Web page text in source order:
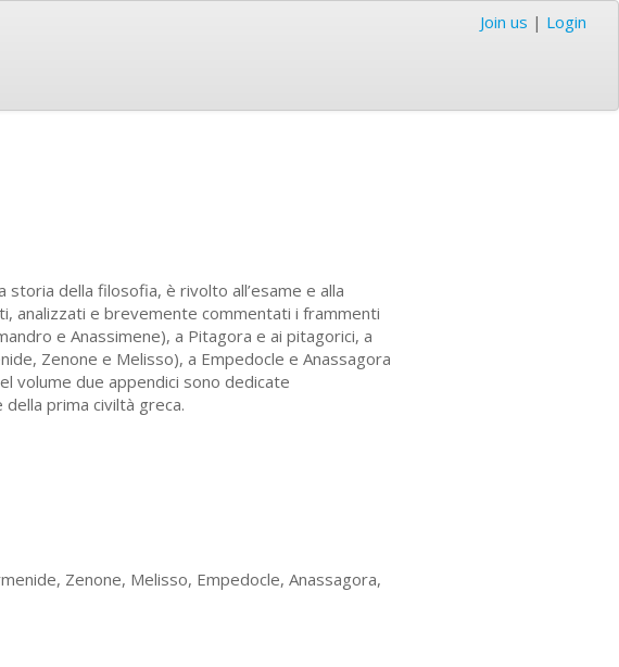
Join us | Login
storia della filosofia, è rivolto all’esame e alla
analizzati e brevemente commentati i frammenti
e Anassimene), a Pitagora e ai pitagorici, a
Zenone e Melisso), a Empedocle e Anassagora
volume due appendici sono dedicate
prima civiltà greca.
Zenone, Melisso, Empedocle, Anassagora,